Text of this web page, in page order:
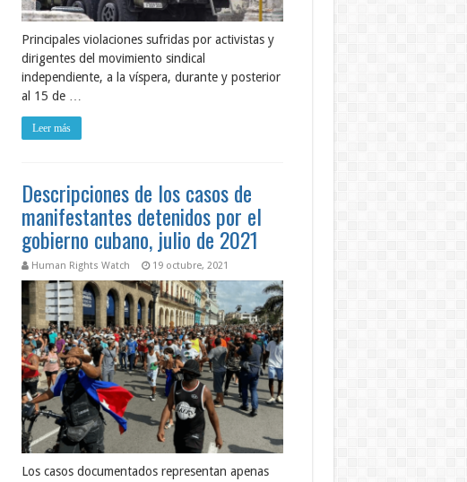
Principales violaciones sufridas por activistas y
dirigentes del movimiento sindical
independiente, a la víspera, durante y posterior
al 15 de …
Leer más
Descripciones de los casos de
manifestantes detenidos por el
gobierno cubano, julio de 2021
Human Rights Watch 19 octubre, 2021
Los casos documentados representan apenas